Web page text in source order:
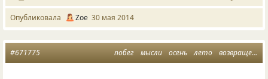
Опубликовала Zoe 30 мая 2014
побег мысли осень лето возвращение
#671775